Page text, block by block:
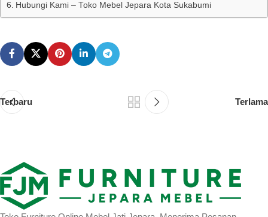
Hubungi Kami – Toko Mebel Jepara Kota Sukabumi
Terbaru Terlama